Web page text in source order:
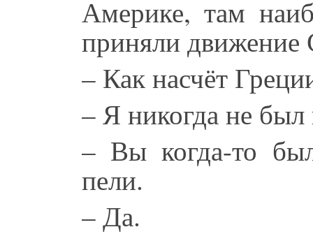
Америке, там
приняли
– Как насчёт
– Я никогда не
– Вы когда-то
пели.
– Да.